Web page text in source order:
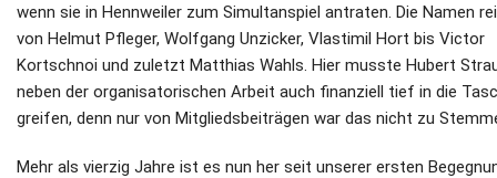
wenn sie in Hennweiler zum Simultanspiel antraten. Die Namen
von Helmut Pfleger, Wolfgang Unzicker, Vlastimil Hort bis Victor
Kortschnoi und zuletzt Matthias Wahls. Hier musste Hubert
neben der organisatorischen Arbeit auch finanziell tief in die
greifen, denn nur von Mitgliedsbeiträgen war das nicht zu
Mehr als vierzig Jahre ist es nun her seit unserer ersten